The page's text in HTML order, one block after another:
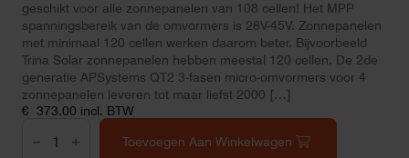
geschikt voor alle zonnepanelen van 108 cellen! Het MPP
spanningsbereik van de omvormers is 28V-45V. Zonnepanelen
met minimaal 120 cellen werken daarom beter. Bijvoorbeeld
Trina Solar zonnepanelen hebben meestal 120 cellen. De 2de
generatie APSystems QT2 3-fasen micro-omvormers voor 4
zonnepanelen leveren tot maar liefst 2000 […]
€ 373,00 incl. BTW
QT2
Toevoegen Aan Winkelwagen